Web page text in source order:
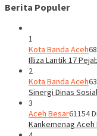
Berita Populer
1
Kota Banda Aceh
Illiza Lantik 17
2
Kota Banda Aceh
Sinergi Dinas
3
Aceh Besar61154
Kankemenag